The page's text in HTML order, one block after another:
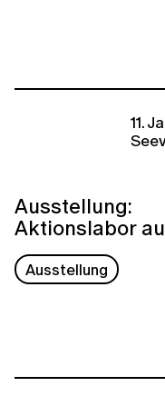
11.
Ausstellung:
Aktionslabor
Ausstellung